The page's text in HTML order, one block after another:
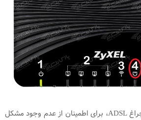
در صورت خاموش بودن چراغ ADSL، برای اطمینان از عدم وجود مشکل